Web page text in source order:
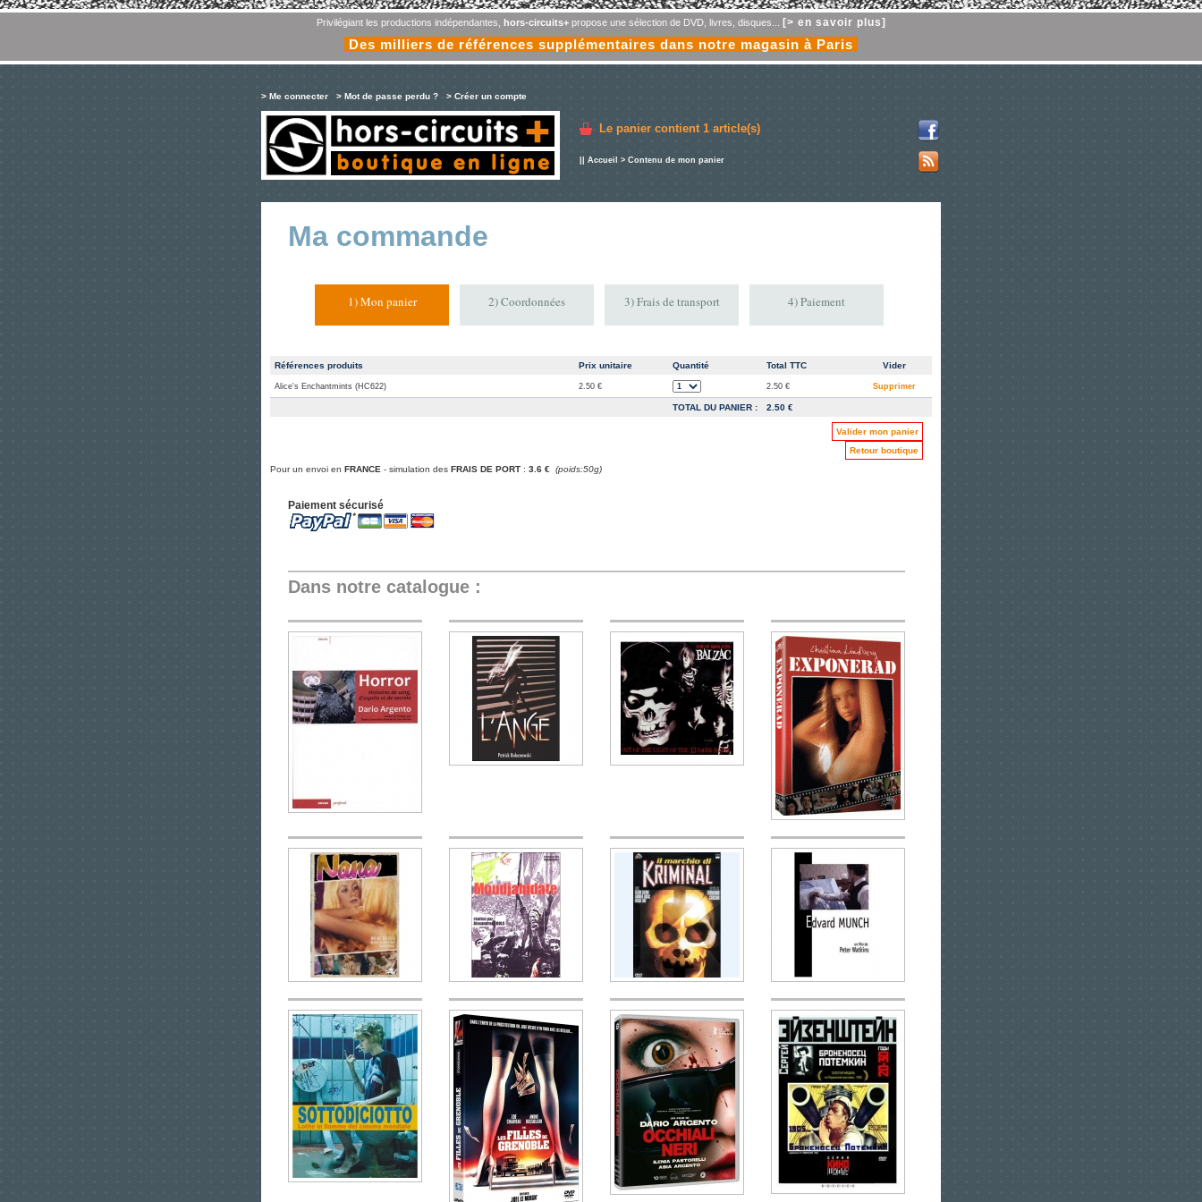
Privilégiant les productions indépendantes, hors-circuits+propose une sélection de DVD, livres, disques... [> en savoir plus]
Des milliers de références supplémentaires dans notre magasin à Paris
> Me connecter > Mot de passe perdu ? > Créer un compte
Le panier contient 1 article(s)
Accueil > Contenu de mon panier
Ma commande
1) Mon panier 2) Coordonnées 3) Frais de transport 4) Paiement
Références produits Prix unitaire Quantité Total TTC Vider
Alice's Enchantmints (HC622) 2.50 € 2.50 € Supprimer
TOTAL DU PANIER : 2.50 €
Valider mon panier
Retour boutique
Pour un envoi en FRANCE - simulation des FRAIS DE PORT : 3.6 € (poids:50g)
Paiement sécurisé
Dans notre catalogue :